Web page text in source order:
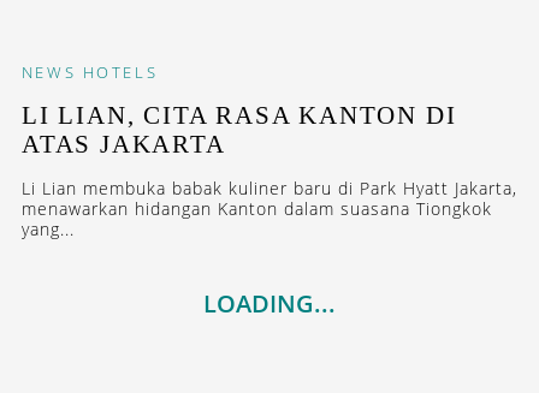
NEWS HOTELS
LI LIAN, CITA RASA KANTON DI
ATAS JAKARTA
Li Lian membuka babak kuliner baru di Park Hyatt Jakarta,
menawarkan hidangan Kanton dalam suasana Tiongkok
yang...
LOADING...